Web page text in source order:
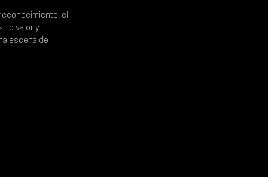
el
valor y
escena de